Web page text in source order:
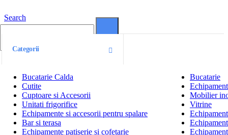
Search
Categorii
Bucatarie Calda
Bucatarie
Cutite
Cuptoare si Accesorii
Mobilier
Unitati frigorifice
Vitrine
Echipamente si accesorii pentru spalare
Bar si terasa
Echipamente patiserie si cofetarie